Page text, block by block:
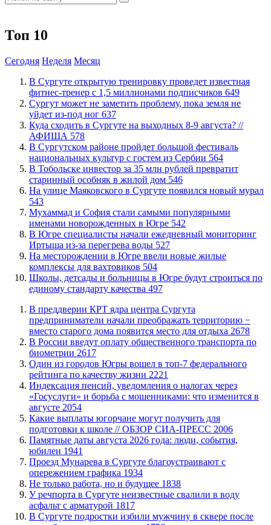
Топ 10
Сегодня Неделя Месяц
В Сургуте открытую тренировку проведет известная
фитнес-тренер с 1,5 миллионами подписчиков 649
Сургут может не заметить проблему, пока земля не
уйдет из-под ног 637
​Куда сходить в Сургуте на выходных 8-9 августа? //
АФИША 578
В Сургутском районе пройдет большой фестиваль
национальных культур с гостем из Сербии 564
В Тобольске инвестор за 35 млн рублей превратит
старинный особняк в жилой дом 546
​На улице Маяковского в Сургуте появился новый мурал
543
​Мухаммад и София стали самыми популярными
именами новорожденных в Югре 542
В Югре специалисты начали ежедневный мониторинг
Иртыша из-за перегрева воды 527
​На месторождении в Югре ввели новые жилые
комплексы для вахтовиков 504
Школы, детсады и больницы в Югре будут строиться по
единому стандарту качества 497
​В преддверии КРТ ядра центра Сургута
предприниматели начали преображать территорию −
вместо старого дома появится место для отдыха 2678
В России введут оплату общественного транспорта по
биометрии 2617
Один из городов Югры вошел в топ-7 федерального
рейтинга по качеству жизни 2221
​Индексация пенсий, уведомления о налогах через
«Госуслуги» и борьба с мошенниками: что изменится в
августе 2054
Какие выплаты югорчане могут получить для
подготовки к школе // ОБЗОР СИА-ПРЕСС 2006
​Памятные даты августа 2026 года: люди, события,
юбилеи 1941
​Проезд Мунарева в Сургуте благоустраивают с
опережением графика 1934
​Не только работа, но и будущее 1838
​У речпорта в Сургуте неизвестные свалили в воду
асфальт с арматурой 1817
В Сургуте подростки избили мужчину в сквере после